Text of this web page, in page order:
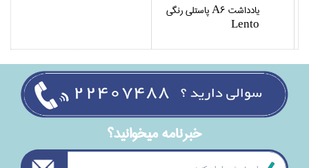
يادداشت A6 پاستلي رنگي
Lento
خبرنامه ميخوانيد؟